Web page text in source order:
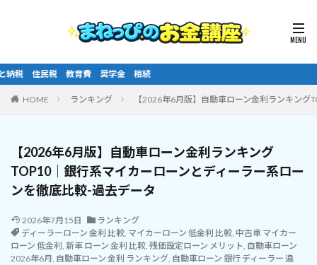
HOME ランキング 【2026年6月版】自動車ローン金利ランキン
【2026年6月版】自動車ローン金利ランキング
TOP10｜銀行系マイカーローンとディーラー系ロー
ンを徹底比較-過去データ
2026年7月15日
ランキング
ディーラーローン 金利 比較, マイカーローン 低金利 比較, 中古車 マイカー
ローン 低金利 , 新車 ローン 金利 比較, 残価設定ローン メリット, 自動車ローン
2026年6月, 自動車ローン 金利 ランキング, 自動車ローン 銀行 ディーラー 違